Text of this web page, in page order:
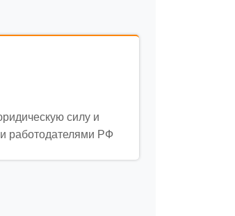
силу и
работодателями РФ